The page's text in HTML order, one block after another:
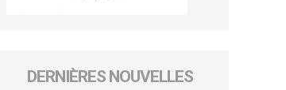
DERNIÈRES NOUVELLES